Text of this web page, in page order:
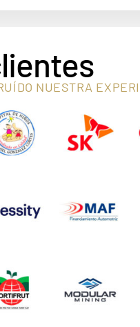
NUESTRA